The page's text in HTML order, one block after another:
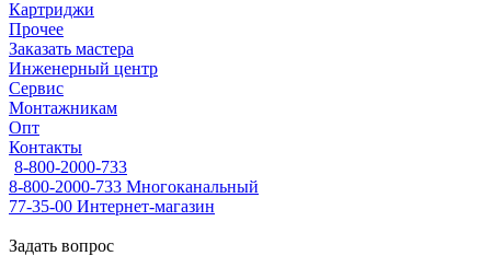
Картриджи
Прочее
Заказать мастера
Инженерный центр
Сервис
Монтажникам
Опт
Контакты
8-800-2000-733
8-800-2000-733 Многоканальный
77-35-00 Интернет-магазин
Задать вопрос